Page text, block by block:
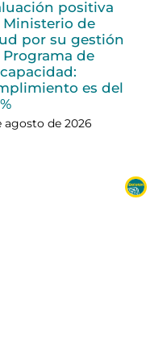
positiva
Ministerio de
por su gestión
de
es del
agosto de 2026